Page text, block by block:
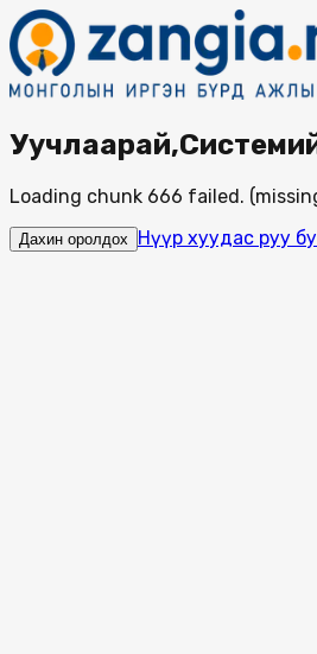
Loading chunk 666 failed.
Дахин оролдох Нүүр хуудас руу